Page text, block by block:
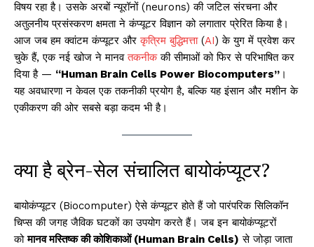
विषय रहा है। उसके अरबों न्यूरॉनों (neurons) की जटिल संरचना और
अतुलनीय प्रसंस्करण क्षमता ने कंप्यूटर विज्ञान को लगातार प्रेरित किया है।
आज जब हम क्वांटम कंप्यूटर औरकृत्रिम बुद्धिमत्ता(AI) के युग में प्रवेश कर
चुके हैं, एक नई खोज ने मानवतकनीककी सीमाओं को फिर से परिभाषित कर
दिया है — “Human Brain Cells Power Biocomputers” ।
यह अवधारणा न केवल एक तकनीकी प्रयोग है, बल्कि यह इंसान और मशीन के
एकीकरण की ओर सबसे बड़ा कदम भी है।
क्या है ब्रेन-सेल संचालित बायोकंप्यूटर?
बायोकंप्यूटर (Biocomputer) ऐसे कंप्यूटर होते हैं जो पारंपरिक सिलिकॉन
चिप्स की जगह जैविक घटकों का उपयोग करते हैं। जब इन बायोकंप्यूटरों
कोमानव मस्तिष्क की कोशिकाओं (Human Brain Cells) से जोड़ा जाता